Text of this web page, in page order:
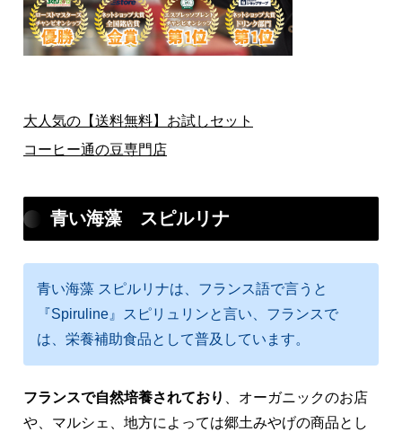
大人気の【送料無料】お試しセット
コーヒー通の豆専門店
青い海藻 スピルリナ
青い海藻 スピルリナは、フランス語で言うと
『Spiruline』スピリュリンと言い、フランスで
は、栄養補助食品として普及しています。
フランスで自然培養されており 、オーガニックのお店
や、マルシェ、地方によっては郷土みやげの商品とし